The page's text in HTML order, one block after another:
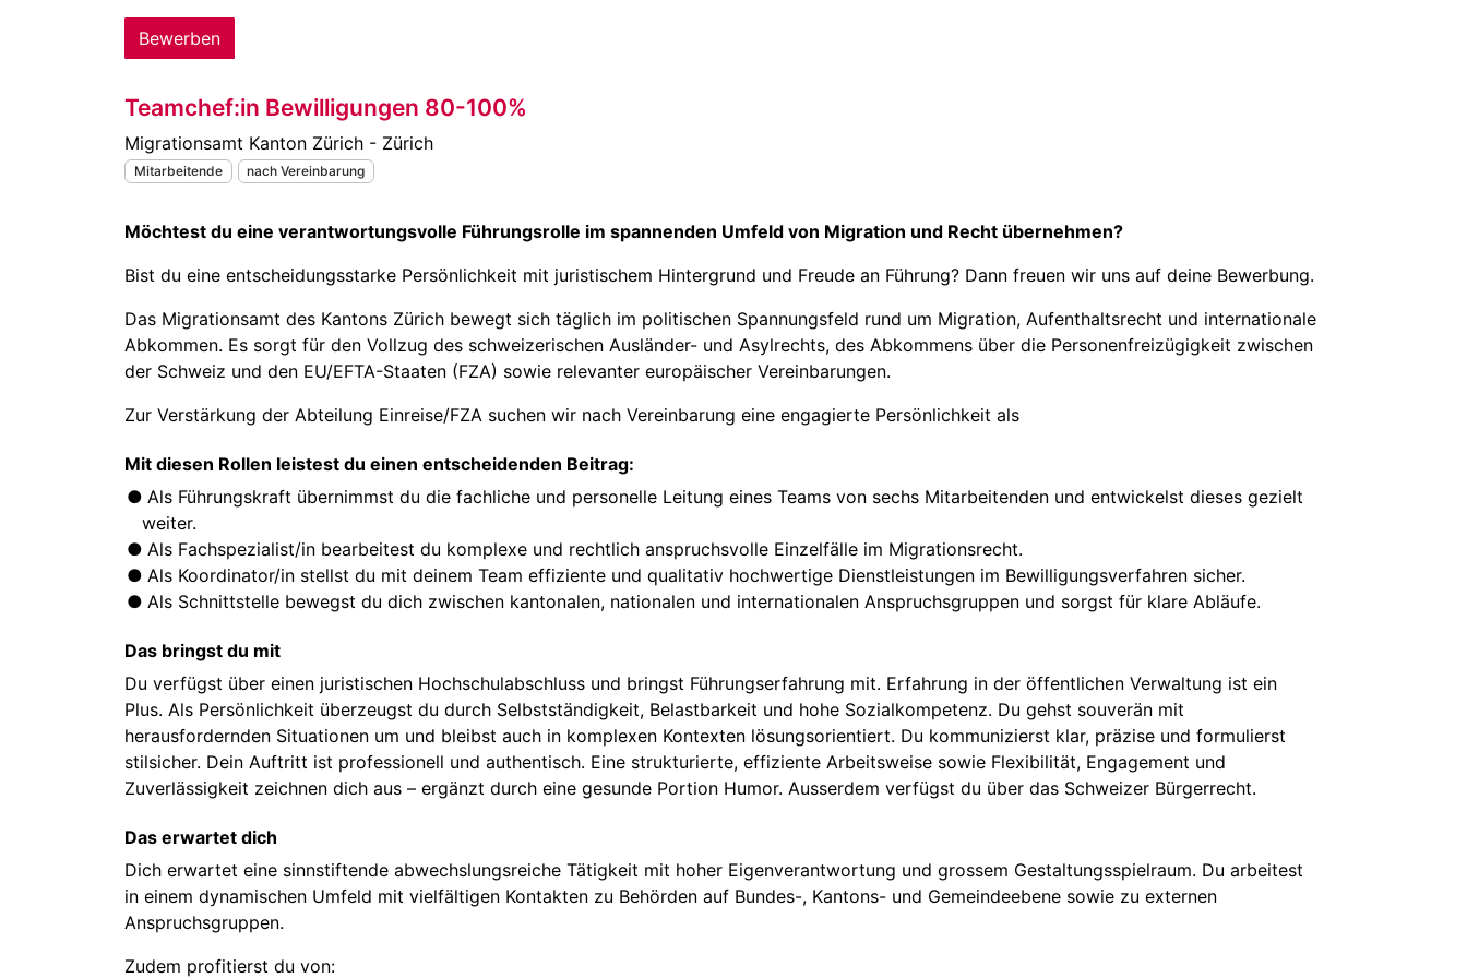
Bewerben
Teamchef:in Bewilligungen 80-100%
Migrationsamt Kanton Zürich - Zürich
Mitarbeitende nach Vereinbarung
Möchtest du eine verantwortungsvolle Führungsrolle im spannenden Umfeld von Migration und Recht übernehmen?
Bist du eine entscheidungsstarke Persönlichkeit mit juristischem Hintergrund und Freude an Führung? Dann freuen wir uns auf deine Bewerbung.
Das Migrationsamt des Kantons Zürich bewegt sich täglich im politischen Spannungsfeld rund um Migration, Aufenthaltsrecht und internationale
Abkommen. Es sorgt für den Vollzug des schweizerischen Ausländer- und Asylrechts, des Abkommens über die Personenfreizügigkeit zwischen
der Schweiz und den EU/EFTA-Staaten (FZA) sowie relevanter europäischer Vereinbarungen.
Zur Verstärkung der Abteilung Einreise/FZA suchen wir nach Vereinbarung eine engagierte Persönlichkeit als
Mit diesen Rollen leistest du einen entscheidenden Beitrag:
Als Führungskraft übernimmst du die fachliche und personelle Leitung eines Teams von sechs Mitarbeitenden und entwickelst dieses gezielt
weiter.
Als Fachspezialist/in bearbeitest du komplexe und rechtlich anspruchsvolle Einzelfälle im Migrationsrecht.
Als Koordinator/in stellst du mit deinem Team effiziente und qualitativ hochwertige Dienstleistungen im Bewilligungsverfahren sicher.
Als Schnittstelle bewegst du dich zwischen kantonalen, nationalen und internationalen Anspruchsgruppen und sorgst für klare Abläufe.
Das bringst du mit
Du verfügst über einen juristischen Hochschulabschluss und bringst Führungserfahrung mit. Erfahrung in der öffentlichen Verwaltung ist ein
Plus. Als Persönlichkeit überzeugst du durch Selbstständigkeit, Belastbarkeit und hohe Sozialkompetenz. Du gehst souverän mit
herausfordernden Situationen um und bleibst auch in komplexen Kontexten lösungsorientiert. Du kommunizierst klar, präzise und formulierst
stilsicher. Dein Auftritt ist professionell und authentisch. Eine strukturierte, effiziente Arbeitsweise sowie Flexibilität, Engagement und
Zuverlässigkeit zeichnen dich aus – ergänzt durch eine gesunde Portion Humor. Ausserdem verfügst du über das Schweizer Bürgerrecht.
Das erwartet dich
Dich erwartet eine sinnstiftende abwechslungsreiche Tätigkeit mit hoher Eigenverantwortung und grossem Gestaltungsspielraum. Du arbeitest
in einem dynamischen Umfeld mit vielfältigen Kontakten zu Behörden auf Bundes-, Kantons- und Gemeindeebene sowie zu externen
Anspruchsgruppen.
Zudem profitierst du von: